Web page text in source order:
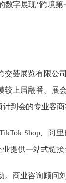
字展现“跨境
荟展览有限公
上届翻番。展
到会的专业客商
Shop、阿
提供一站式链接
商业咨询顾问